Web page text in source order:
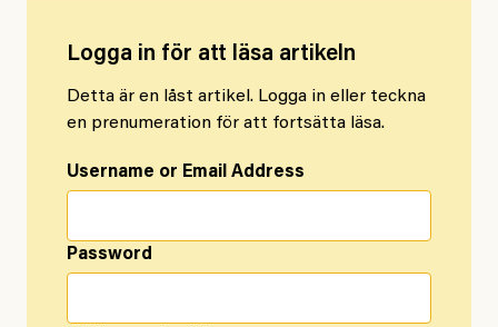
Logga in för att läsa artikeln
Detta är en låst artikel. Logga in eller teckna
en prenumeration för att fortsätta läsa.
Username or Email Address
Password